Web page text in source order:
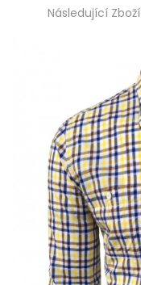
Následující Zboží